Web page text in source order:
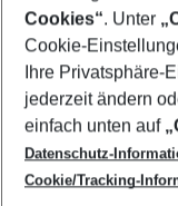
Footer
Footer navigation
Title A
Link A
Cookies“. Unter
Cookie-
Ihre Privatsphäre-
jederzeit ändern
einfach unten auf
Datenschutz-
Cookie/Tracking-